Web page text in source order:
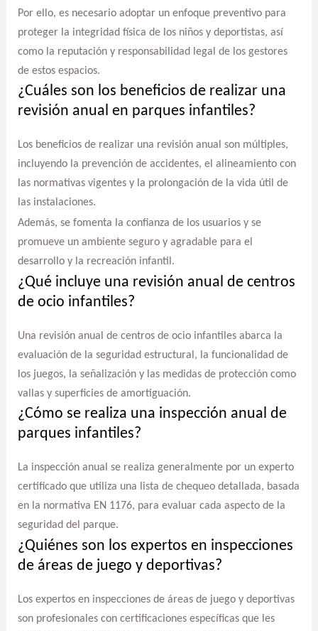
Por ello, es necesario adoptar un enfoque preventivo para
proteger la integridad física de los niños y deportistas, así
como la reputación y responsabilidad legal de los gestores
de estos espacios.
¿Cuáles son los beneficios de realizar una
revisión anual en parques infantiles?
Los beneficios de realizar una revisión anual son múltiples,
incluyendo la prevención de accidentes, el alineamiento con
las normativas vigentes y la prolongación de la vida útil de
las instalaciones.
Además, se fomenta la confianza de los usuarios y se
promueve un ambiente seguro y agradable para el
desarrollo y la recreación infantil.
¿Qué incluye una revisión anual de centros
de ocio infantiles?
Una revisión anual de centros de ocio infantiles abarca la
evaluación de la seguridad estructural, la funcionalidad de
los juegos, la señalización y las medidas de protección como
vallas y superficies de amortiguación.
¿Cómo se realiza una inspección anual de
parques infantiles?
La inspección anual se realiza generalmente por un experto
certificado que utiliza una lista de chequeo detallada, basada
en la normativa EN 1176, para evaluar cada aspecto de la
seguridad del parque.
¿Quiénes son los expertos en inspecciones
de áreas de juego y deportivas?
Los expertos en inspecciones de áreas de juego y deportivas
son profesionales con certificaciones específicas que les